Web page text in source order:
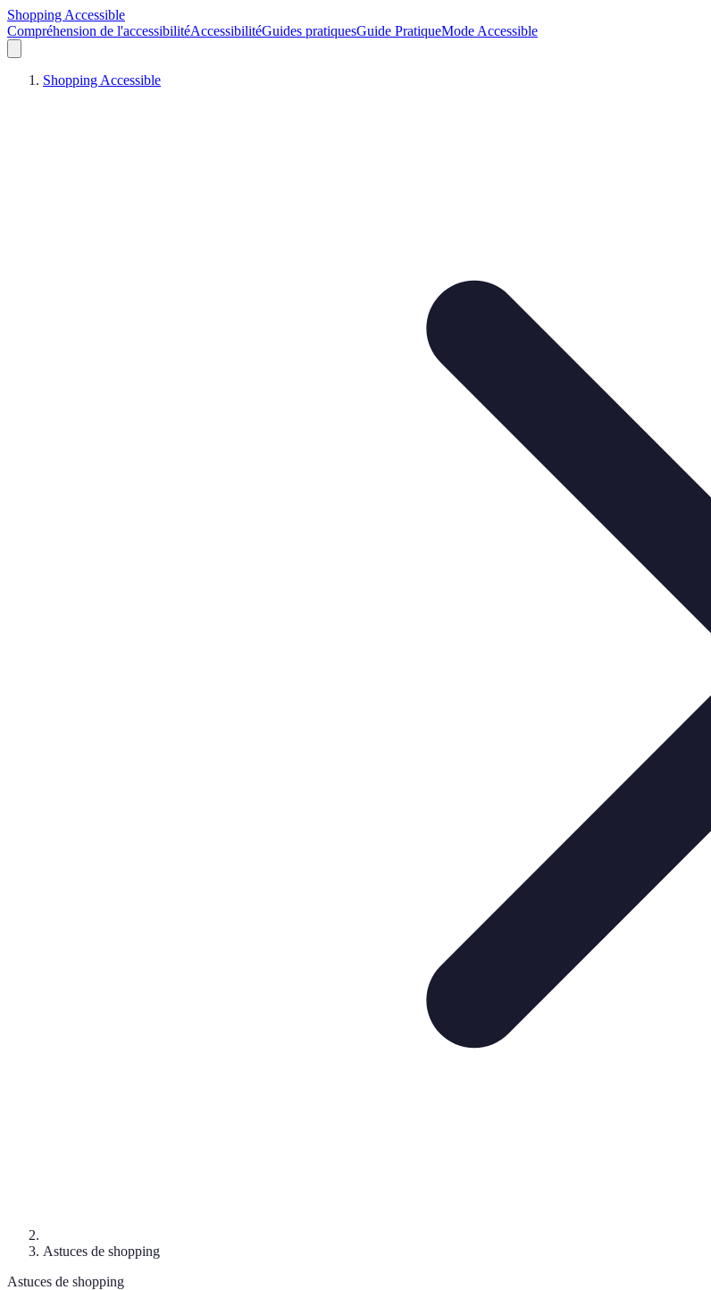
Shopping Accessible
Compréhension de l'accessibilitéAccessibilitéGuides pratiquesGuide PratiqueMode Accessible
Shopping Accessible
Astuces de shopping
Astuces de shopping